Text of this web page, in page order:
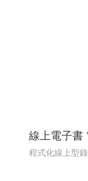
線上電子書
程式化線上型